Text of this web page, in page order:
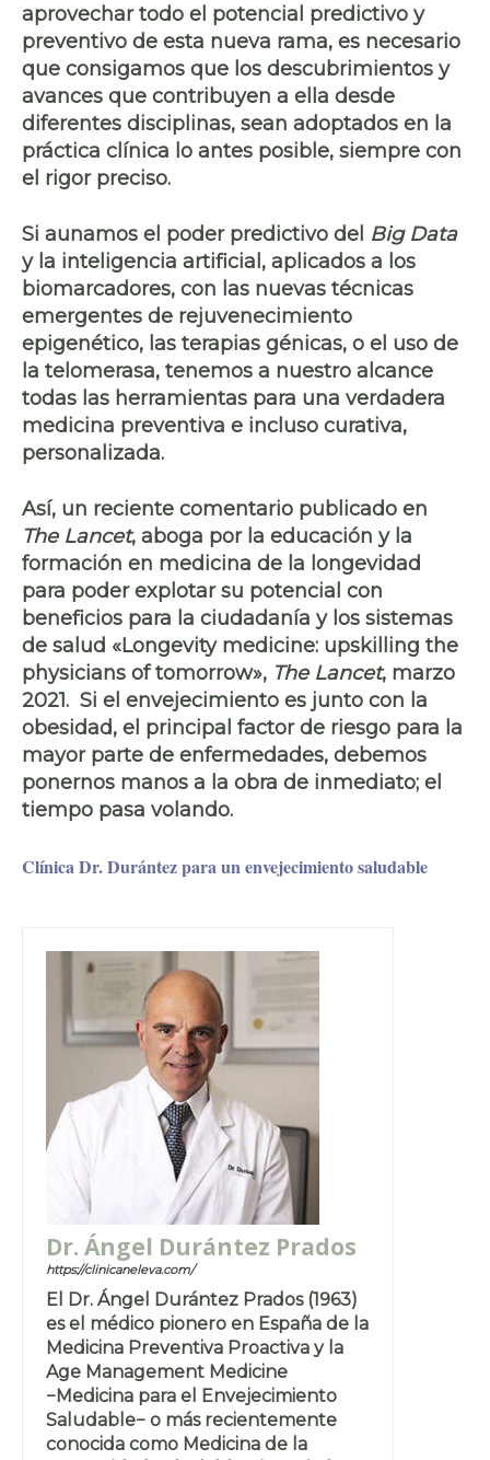
aprovechar todo el potencial predictivo y
preventivo de esta nueva rama, es necesario
que consigamos que los descubrimientos y
avances que contribuyen a ella desde
diferentes disciplinas, sean adoptados en la
práctica clínica lo antes posible, siempre con
el rigor preciso.
Si aunamos el poder predictivo del Big Data
y la inteligencia artificial , aplicados a los
biomarcadores, con las nuevas técnicas
emergentes de rejuvenecimiento
epigenético, las terapias génicas, o el uso de
la telomerasa, tenemos a nuestro alcance
todas las herramientas para una verdadera
medicina preventiva e incluso curativa,
personalizada.
Así, un reciente comentario publicado en
The Lancet, aboga por la educación y la
formación en medicina de la longevidad
para poder explotar su potencial con
beneficios para la ciudadanía y los sistemas
de salud «Longevity medicine: upskilling the
physicians of tomorrow», The Lancet, marzo
2021. Si el envejecimiento es junto con la
obesidad, el principal factor de riesgo para la
mayor parte de enfermedades, debemos
ponernos manos a la obra de inmediato; el
tiempo pasa volando.
Clínica Dr. Durántez para un envejecimiento saludable
Dr. Ángel Durántez Prados
https://clinicaneleva.com/
El Dr. Ángel Durántez Prados (1963)
es el médico pionero en España de la
Medicina Preventiva Proactiva y la
Age Management Medicine
−Medicina para el Envejecimiento
Saludable− o más recientemente
conocida como Medicina de la